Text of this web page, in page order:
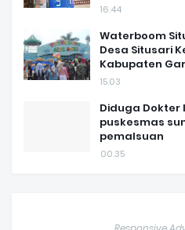
16.44
Waterboom
Desa Situsari
Kabupaten
15.03
Diduga Dokter
puskesmas
pemalsuan
00.35